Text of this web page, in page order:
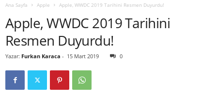
Ana Sayfa Apple Apple, WWDC 2019 Tarihini Resmen Duyurdu!
Apple, WWDC 2019 Tarihini
Resmen Duyurdu!
Yazar: Furkan Karaca - 15 Mart 2019 0